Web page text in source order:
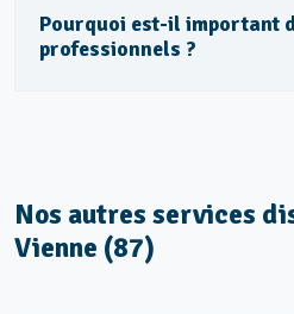
Pourquoi est-il important
professionnels ?
Nos autres services
Vienne (87)